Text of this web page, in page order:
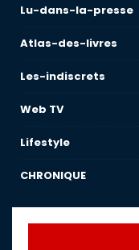
Lu-dans-la-presse
Atlas-des-livres
Les-indiscrets
Web TV
Lifestyle
CHRONIQUE